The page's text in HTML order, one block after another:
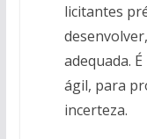
licitantes
adequada.
ágil, para
incerteza.